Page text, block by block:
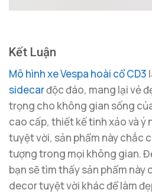
Kết Luận
Mô hình xe Vespa hoài cổ CD3
sidecarđộc đáo, mang lại vẻ
trọng cho không gian sống
cao cấp, thiết kế tinh xảo và ý
tuyệt vời, sản phẩm này chắc
tượng trong mọi không gian.
bạn sẽ tìm thấy sản phẩm này
decor tuyệt vời khác để làm